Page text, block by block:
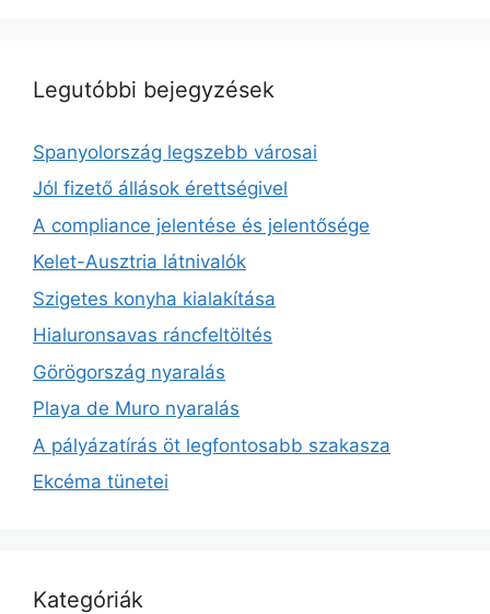
Legutóbbi bejegyzések
Spanyolország legszebb városai
Jól fizető állások érettségivel
A compliance jelentése és jelentősége
Kelet-Ausztria látnivalók
Szigetes konyha kialakítása
Hialuronsavas ráncfeltöltés
Görögország nyaralás
Playa de Muro nyaralás
A pályázatírás öt legfontosabb szakasza
Ekcéma tünetei
Kategóriák